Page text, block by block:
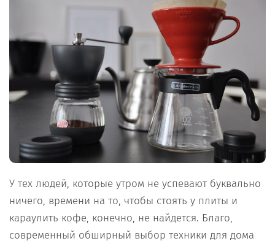
У тех людей, которые утром не успевают буквально
ничего, времени на то, чтобы стоять у плиты и
караулить кофе, конечно, не найдется. Благо,
современный обширный выбор техники для дома